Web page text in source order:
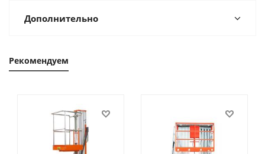
Дополнительно
Рекомендуем